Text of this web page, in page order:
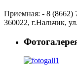
Приемная: - 8 (8662)
360022, г.Нальчик,